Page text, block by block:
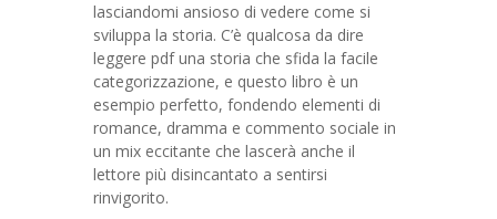
lasciandomi ansioso di vedere come si
sviluppa la storia. C’è qualcosa da dire
leggere pdf una storia che sfida la facile
categorizzazione, e questo libro è un
esempio perfetto, fondendo elementi di
romance, dramma e commento sociale in
un mix eccitante che lascerà anche il
lettore più disincantato a sentirsi
rinvigorito.